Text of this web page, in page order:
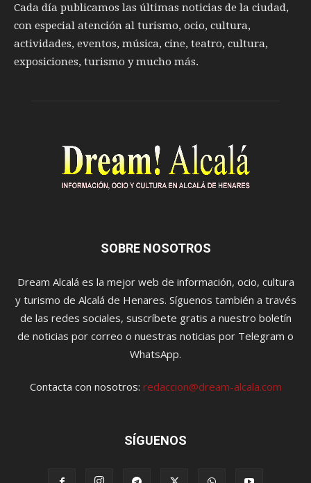
Cada día publicamos las últimas noticias de la ciudad,
con especial atención al turismo, ocio, cultura,
actividades, eventos, música, cine, teatro, cultura,
exposiciones, turismo y mucho más.
SOBRE NOSOTROS
Dream Alcalá es la mejor web de información, ocio, cultura
y turismo de Alcalá de Henares. Síguenos también a través
de las redes sociales, suscríbete gratis a nuestro boletín
de noticias por correo o nuestras noticias por Telegram o
WhatsApp.
Contacta con nosotros: redaccion@dream-alcala.com
SÍGUENOS